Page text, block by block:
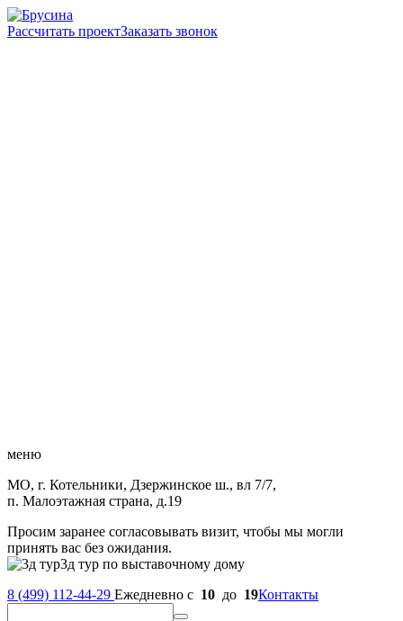
Рассчитать проектЗаказать звонок
меню
МО, г. Котельники, Дзержинское ш., вл 7/7,
п. Малоэтажная страна, д.19
Просим заранее согласовывать визит, чтобы мы могли
принять вас без ожидания.
3д тур по выставочному дому
8 (499) 112-44-29 Ежедневно с 10 до 19Контакты